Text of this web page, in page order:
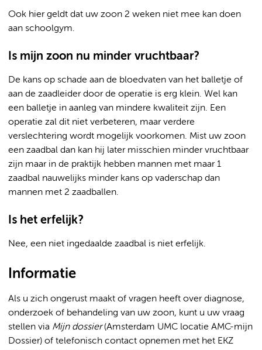
Ook hier geldt dat uw zoon 2 weken niet mee kan doen
aan schoolgym.
Is mijn zoon nu minder vruchtbaar?
De kans op schade aan de bloedvaten van het balletje of
aan de zaadleider door de operatie is erg klein. Wel kan
een balletje in aanleg van mindere kwaliteit zijn. Een
operatie zal dit niet verbeteren, maar verdere
verslechtering wordt mogelijk voorkomen. Mist uw zoon
een zaadbal dan kan hij later misschien minder vruchtbaar
zijn maar in de praktijk hebben mannen met maar 1
zaadbal nauwelijks minder kans op vaderschap dan
mannen met 2 zaadballen.
Is het erfelijk?
Nee, een niet ingedaalde zaadbal is niet erfelijk.
Informatie
Als u zich ongerust maakt of vragen heeft over diagnose,
onderzoek of behandeling van uw zoon, kunt u uw vraag
stellen via Mijn dossier(Amsterdam UMC locatie AMC-mijn
Dossier) of telefonisch contact opnemen met het EKZ